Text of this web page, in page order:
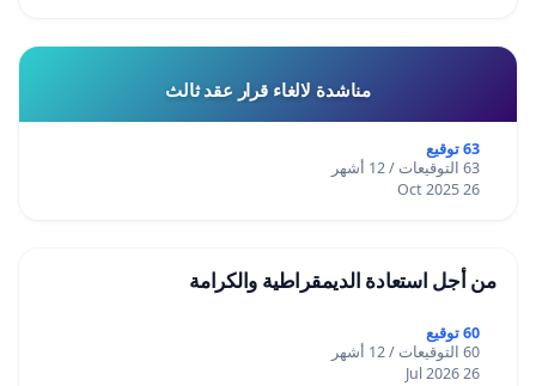
مناشدة لالغاء قرار عقد ثالث
63 توقيع
63 التوقيعات / 12 أشهر
26 Oct 2025
من أجل استعادة الديمقراطية والكرامة
60 توقيع
60 التوقيعات / 12 أشهر
26 Jul 2026